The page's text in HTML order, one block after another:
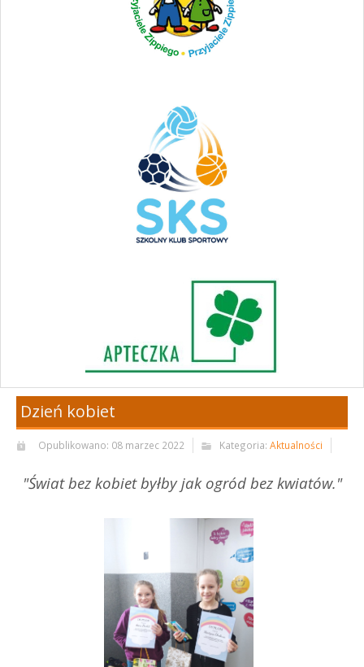
Dzień kobiet
Opublikowano: 08 marzec 2022 Kategoria: Aktualności
"Świat bez kobiet byłby jak ogród bez kwiatów."